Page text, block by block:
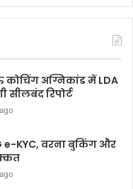
अग्निकांड में LDA
सीलबंद रिपोर्ट
e-KYC, वरना बुकिंग और